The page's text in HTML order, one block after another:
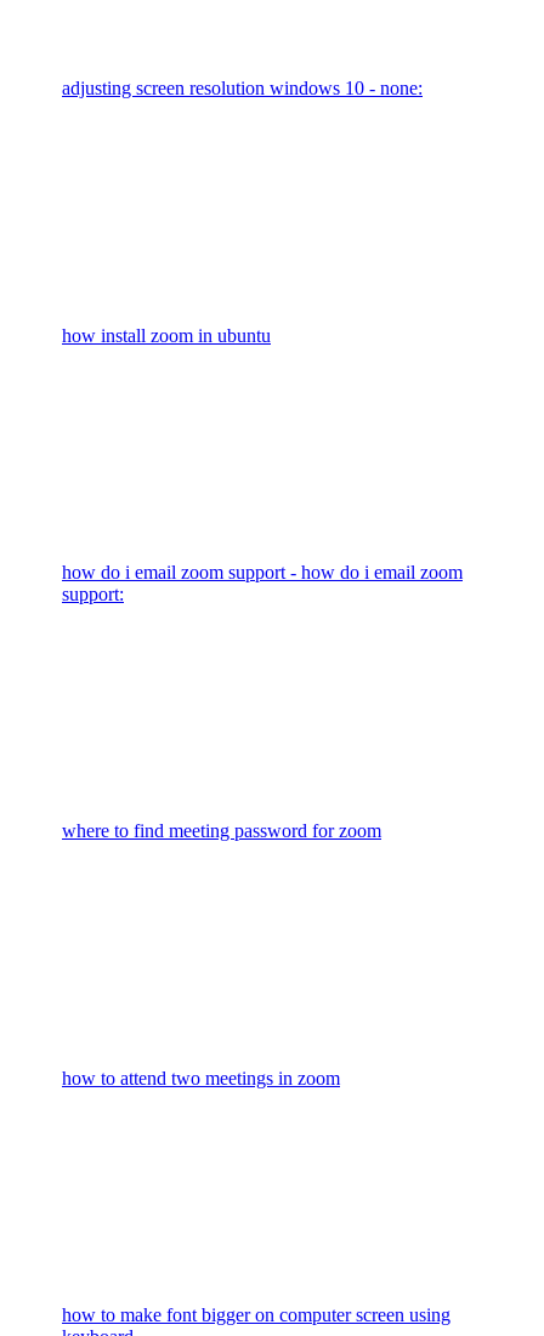
adjusting screen resolution windows 10 - none:
how install zoom in ubuntu
how do i email zoom support - how do i email zoom
support:
where to find meeting password for zoom
how to attend two meetings in zoom
how to make font bigger on computer screen using